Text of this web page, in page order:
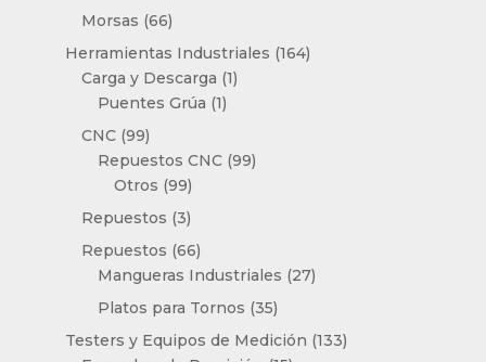
Morsas 6666
productos
Herramientas Industriales 164164
Carga y Descarga 11
Puentes Grúa 11
CNC 9999
productos
Repuestos CNC 9999
Otros 9999
productos
Repuestos 33
productos
Repuestos 6666
productos
Mangueras Industriales 2727
Platos para Tornos 3535
productos
Testers y Equipos de Medición 133133